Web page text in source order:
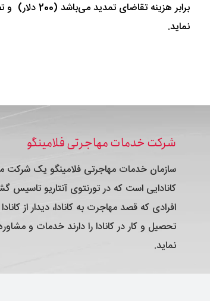
برابر
نماید.
شرکت خدمات مهاجرتی فلامینگو
سازمان خدمات مهاجرتی فلامینگو یک شرکت
کانادایی است که در تورنتوی آنتاریو تاسیس
افرادی که قصد مهاجرت به کانادا، دیدار از
تحصیل و کار در کانادا را دارند خدمات و
نماید.